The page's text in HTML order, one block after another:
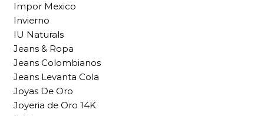
Impor Mexico
Invierno
IU Naturals
Jeans & Ropa
Jeans Colombianos
Jeans Levanta Cola
Joyas De Oro
Joyeria de Oro 14K